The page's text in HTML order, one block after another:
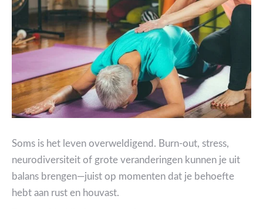
Soms is het leven overweldigend. Burn-out, stress,
neurodiversiteit of grote veranderingen kunnen je uit
balans brengen—juist op momenten dat je behoefte
hebt aan rust en houvast.